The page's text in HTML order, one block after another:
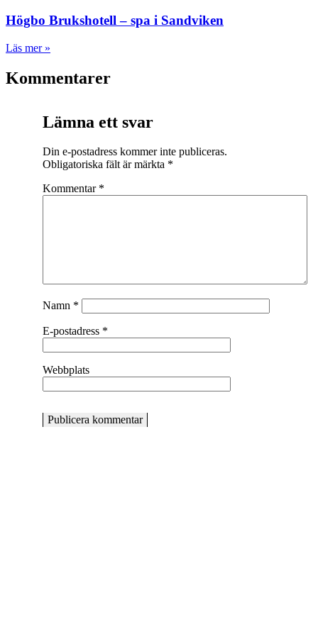
Högbo Brukshotell – spa i Sandviken
Läs mer »
Kommentarer
Lämna ett svar
Din e-postadress kommer inte publiceras.
Obligatoriska fält är märkta *
Kommentar *
Namn *
E-postadress *
Webbplats